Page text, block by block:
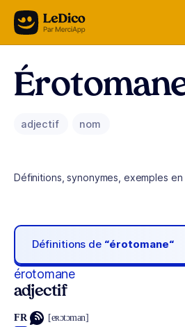
Aller au contenu
adjectif nom
Définitions, synonymes, exemples en
Définitions de “érotomane“
érotomane
adjectif
FR [eʀɔtɔman]